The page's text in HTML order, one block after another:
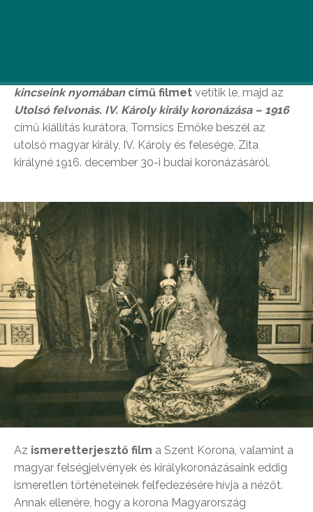
kincseink nyomábancímű filmet vetítik le, majd az
Utolsó felvonás. IV. Károly király koronázása – 1916
című kiállítás kurátora, Tomsics Emőke beszél az
utolsó magyar király, IV. Károly és felesége, Zita
királyné 1916. december 30-i budai koronázásáról.
Az ismeretterjesztő film a Szent Korona, valamint a
magyar felségjelvények és királykoronázásaink eddig
ismeretlen történeteinek felfedezésére hívja a nézőt.
Annak ellenére, hogy a korona Magyarország